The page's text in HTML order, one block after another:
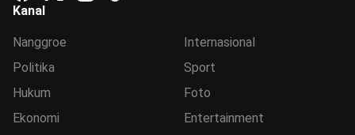
Kanal
Nanggroe
Politika
Hukum
Ekonomi
Internasional
Sport
Foto
Entertainment